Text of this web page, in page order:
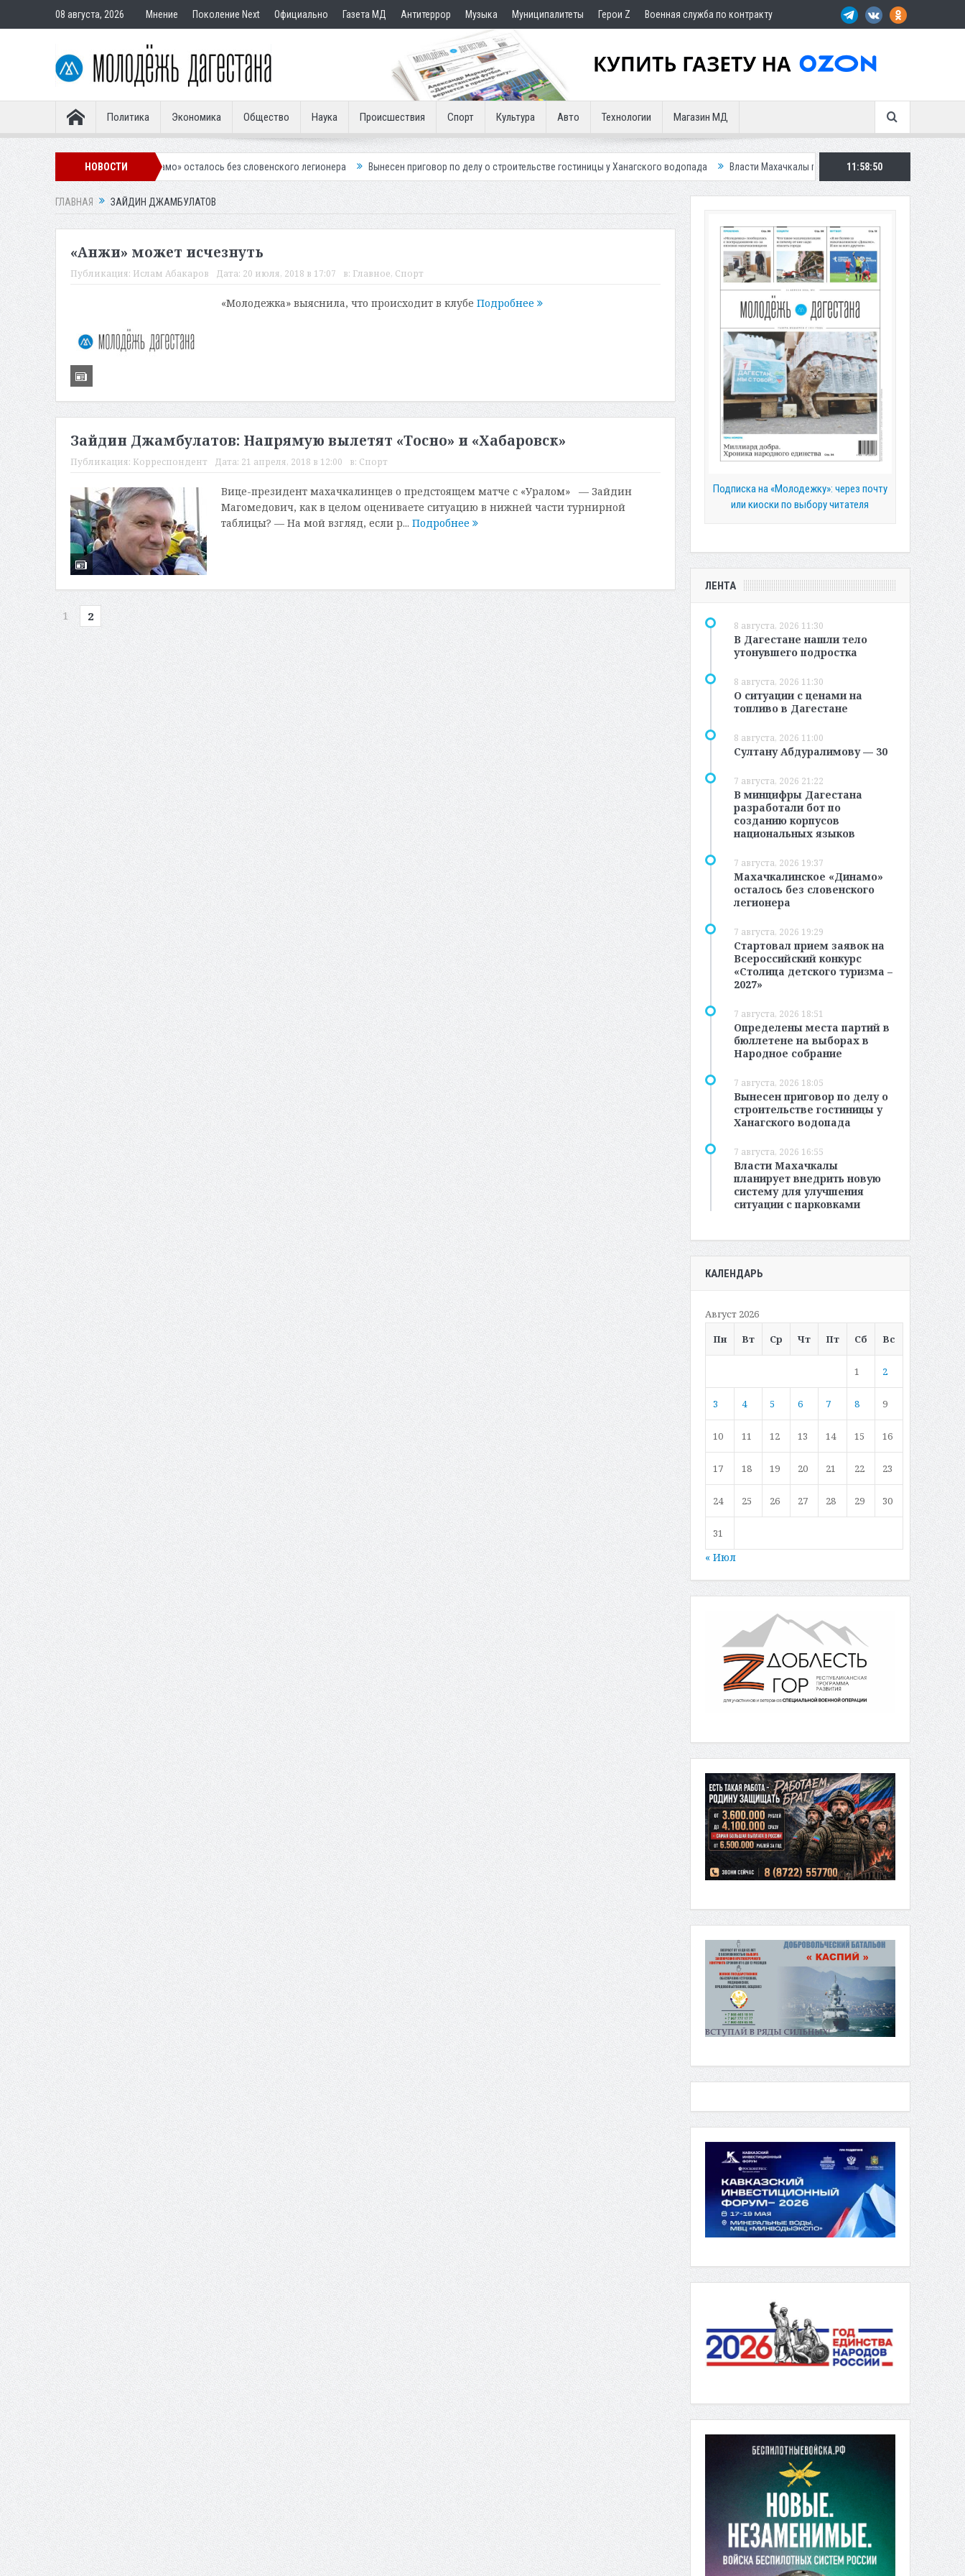
08 августа, 2026 Мнение Поколение Next Официально Газета МД Антитеррор Музыка Муниципалитеты Герои Z Военная служба по контракту
Политика Экономика Общество Наука Происшествия Спорт Культура Авто Технологии Магазин МД
НОВОСТИ
«Динамо» осталось без словенского легионера Вынесен приговор по делу о строительстве гостиницы у Ханагского водопада Власти Махачкалы планирует внедрить новую систему для
11:58:51
ГЛАВНАЯ ЗАЙДИН ДЖАМБУЛАТОВ
«Анжи» может исчезнуть
Публикация: Ислам Абакаров Дата: 20 июля, 2018 в 17:07 в: Главное, Спорт
«Молодежка» выяснила, что происходит в клубе Подробнее
Зайдин Джамбулатов: Напрямую вылетят «Тосно» и «Хабаровск»
Публикация: Корреспондент Дата: 21 апреля, 2018 в 12:00 в: Спорт
Вице-президент махачкалинцев о предстоящем матче с «Уралом» — Зайдин
Магомедович, как в целом оцениваете ситуацию в нижней части турнирной
таблицы? — На мой взгляд, если р... Подробнее
1 2
Подписка на «Молодежку»: через почту
или киоски по выбору читателя
ЛЕНТА
8 августа, 2026 11:30
В Дагестане нашли тело
утонувшего подростка
8 августа, 2026 11:30
О ситуации с ценами на
топливо в Дагестане
8 августа, 2026 11:00
Султану Абдуралимову — 30
7 августа, 2026 21:22
В минцифры Дагестана
разработали бот по
созданию корпусов
национальных языков
7 августа, 2026 19:37
Махачкалинское «Динамо»
осталось без словенского
легионера
7 августа, 2026 19:29
Стартовал прием заявок на
Всероссийский конкурс
«Столица детского туризма –
2027»
7 августа, 2026 18:51
Определены места партий в
бюллетене на выборах в
Народное собрание
7 августа, 2026 18:05
Вынесен приговор по делу о
строительстве гостиницы у
Ханагского водопада
7 августа, 2026 16:55
Власти Махачкалы
планирует внедрить новую
систему для улучшения
ситуации с парковками
КАЛЕНДАРЬ
Август 2026
Пн
Вт Ср Чт Пт Сб Вс
1 2
3 4 5 6 7 8 9
10 11 12 13 14 15 16
17 18 19 20 21 22 23
24 25 26 27 28 29 30
31
« Июл